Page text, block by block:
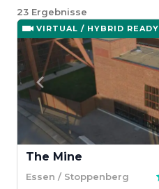
23 Ergebnisse
VIRTUAL / HYBRID READY
The Mine
Essen / Stoppenberg